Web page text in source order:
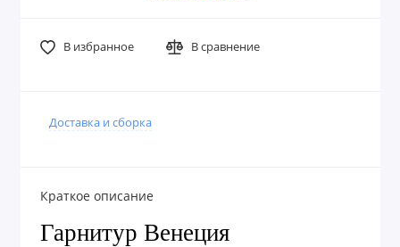
В избранное В сравнение
Доставка и сборка
Краткое описание
Гарнитур Венеция